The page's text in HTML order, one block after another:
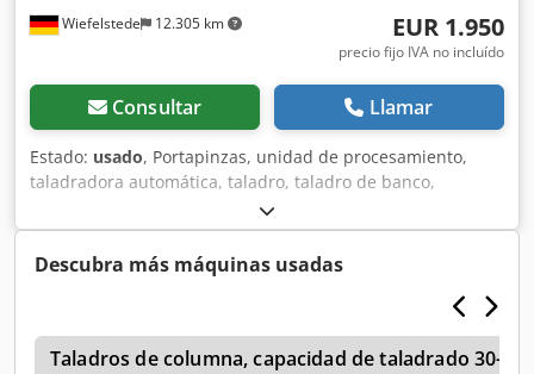
Wiefelstede 12.305 km EUR 1.950
precio fijo IVA no incluído
Consultar Llamar
Estado: usado, Portapinzas, unidad de procesamiento,
taladradora automática, taladro, taladro de banco,
taladradora de múltiples husillos -2 unidades: unidades
de procesamiento con portapinzas -1 unidad: horizontal -1
unidad: vertical -avance máximo: carrera en mm -
velocidad: rpm Csdpfx Ajchnx Usguerf -portabrocas
integrado: 1,5-13 mm -dimensiones: 1050/1205/A1550 mm
-peso: 222 kg
Descubra más máquinas usadas
Taladros de columna, capacidad de taladrado 30-39